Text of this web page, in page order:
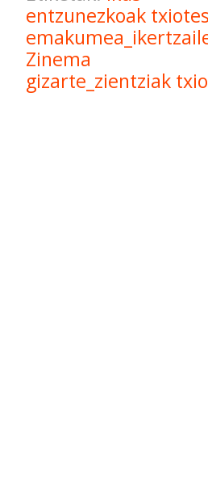
entzunezkoak
Zinema
gizarte_zientziak